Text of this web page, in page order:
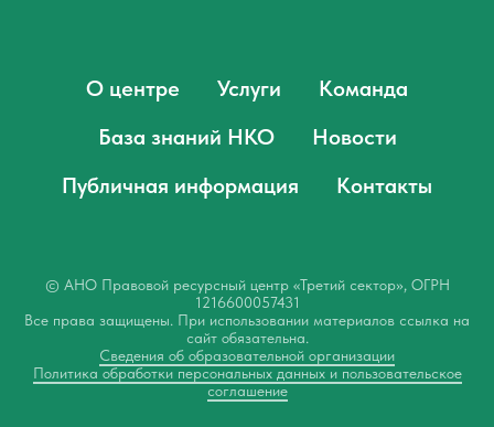
О центре Услуги
Команда
База знаний НКО
Новости
Публичная информация
Контакты
© АНО Правовой ресурсный центр «Третий сектор», ОГРН
1216600057431
Все права защищены. При использовании материалов ссылка на
сайт обязательна.
Сведения об образовательной организации
Политика обработки персональных данных и пользовательское
соглашение